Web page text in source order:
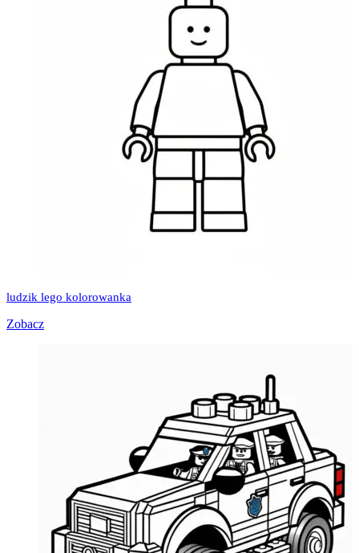
ludzik lego kolorowanka
Zobacz